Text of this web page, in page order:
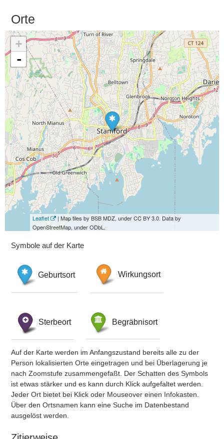
Orte
+
-
Leaflet
| Map tiles by BSB MDZ, under CC BY 3.0. Data by
OpenStreetMap, under ODbL.
Symbole auf der Karte
Geburtsort Wirkungsort
Sterbeort Begräbnisort
Auf der Karte werden im Anfangszustand bereits alle zu der
Person lokalisierten Orte eingetragen und bei Überlagerung je
nach Zoomstufe zusammengefaßt. Der Schatten des Symbols
ist etwas stärker und es kann durch Klick aufgefaltet werden.
Jeder Ort bietet bei Klick oder Mouseover einen Infokasten.
Über den Ortsnamen kann eine Suche im Datenbestand
ausgelöst werden.